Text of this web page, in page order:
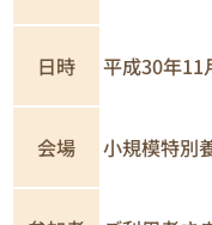
日時 平成30年11
会場 小規模特別